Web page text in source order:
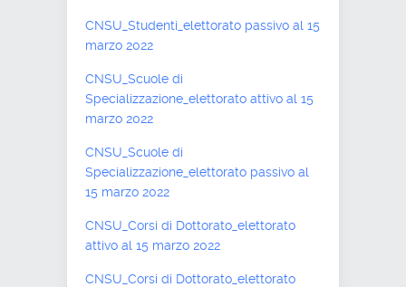
CNSU_Studenti_elettorato passivo al 15
marzo 2022
CNSU_Scuole di
Specializzazione_elettorato attivo al 15
marzo 2022
CNSU_Scuole di
Specializzazione_elettorato passivo al
15 marzo 2022
CNSU_Corsi di Dottorato_elettorato
attivo al 15 marzo 2022
CNSU_Corsi di Dottorato_elettorato